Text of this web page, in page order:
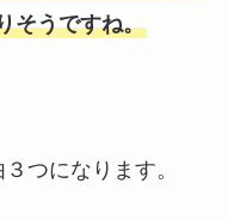
そうですね。
つになります。